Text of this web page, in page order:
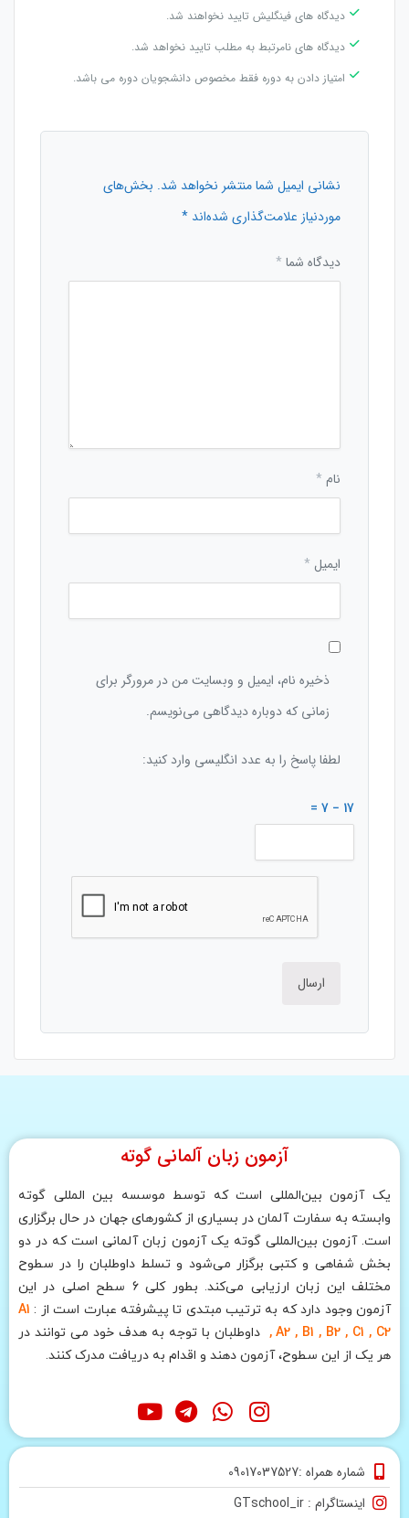
دیدگاه های فینگلیش تایید نخواهند شد.
دیدگاه های نامرتبط به مطلب تایید نخواهد شد.
امتیاز دادن به دوره فقط مخصوص دانشجویان دوره می باشد.
نشانی ایمیل شما منتشر نخواهد شد. بخش‌های
موردنیاز علامت‌گذاری شده‌اند *
دیدگاه شما *
نام *
ایمیل *
ذخیره نام، ایمیل و وبسایت من در مرورگر برای
زمانی که دوباره دیدگاهی می‌نویسم.
لطفا پاسخ را به عدد انگلیسی وارد کنید:
17 − 7 =
آزمون زبان آلمانی گوته
یک آزمون بین‌المللی است که توسط موسسه بین المللی گوته
وابسته به سفارت آلمان در بسیاری از کشورهای جهان در حال برگزاری
است. آزمون بین‌المللی گوته یک آزمون زبان آلمانی است که در دو
بخش شفاهی و کتبی برگزار می‌شود و تسلط داوطلبان را در سطوح
مختلف این زبان ارزیابی می‌کند. بطور کلی 6 سطح اصلی در این
آزمون وجود دارد که به ترتیب مبتدی تا پیشرفته عبارت است از : A1
, A2 , B1 , B2 , C1 , C2 داوطلبان با توجه به هدف خود می توانند در
هر یک از این سطوح، آزمون دهند و اقدام به دریافت مدرک کنند.
شماره همراه :09017037527
اینستاگرام : GTschool_ir